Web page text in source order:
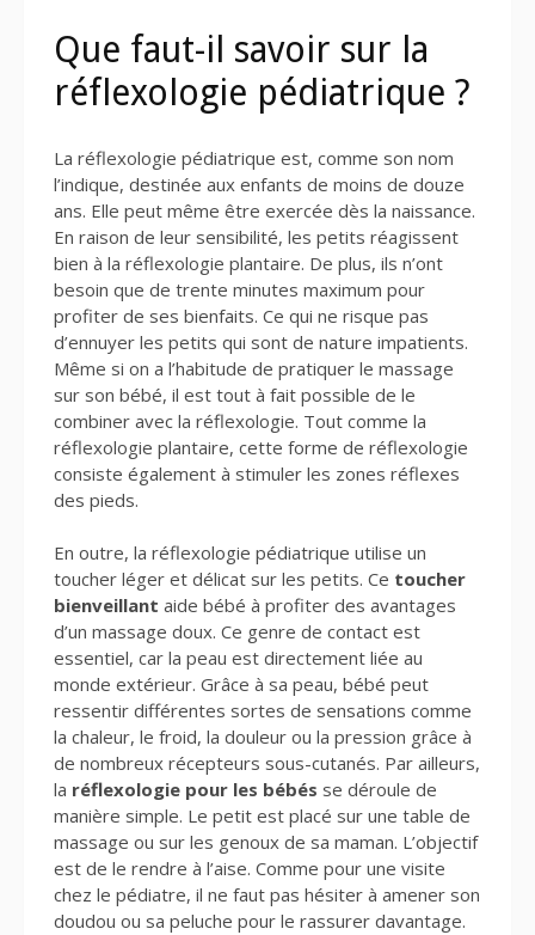
Que faut-il savoir sur la
réflexologie pédiatrique ?
La réflexologie pédiatrique est, comme son nom
l’indique, destinée aux enfants de moins de douze
ans. Elle peut même être exercée dès la naissance.
En raison de leur sensibilité, les petits réagissent
bien à la réflexologie plantaire. De plus, ils n’ont
besoin que de trente minutes maximum pour
profiter de ses bienfaits. Ce qui ne risque pas
d’ennuyer les petits qui sont de nature impatients.
Même si on a l’habitude de pratiquer le massage
sur son bébé, il est tout à fait possible de le
combiner avec la réflexologie. Tout comme la
réflexologie plantaire, cette forme de réflexologie
consiste également à stimuler les zones réflexes
des pieds.
En outre, la réflexologie pédiatrique utilise un
toucher léger et délicat sur les petits. Ce toucher
bienveillant aide bébé à profiter des avantages
d’un massage doux. Ce genre de contact est
essentiel, car la peau est directement liée au
monde extérieur. Grâce à sa peau, bébé peut
ressentir différentes sortes de sensations comme
la chaleur, le froid, la douleur ou la pression grâce à
de nombreux récepteurs sous-cutanés. Par ailleurs,
la réflexologie pour les bébés se déroule de
manière simple. Le petit est placé sur une table de
massage ou sur les genoux de sa maman. L’objectif
est de le rendre à l’aise. Comme pour une visite
chez le pédiatre, il ne faut pas hésiter à amener son
doudou ou sa peluche pour le rassurer davantage.